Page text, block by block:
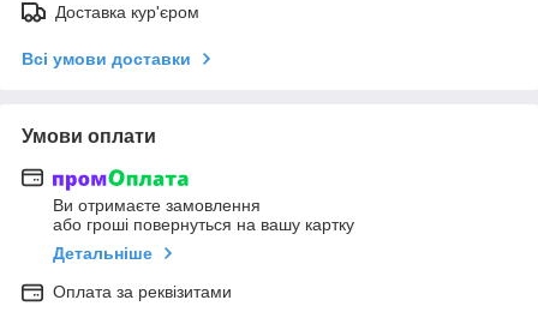
Доставка кур'єром
Всі умови доставки
Умови оплати
Ви отримаєте замовлення
або гроші повернуться на вашу картку
Детальніше
Оплата за реквізитами